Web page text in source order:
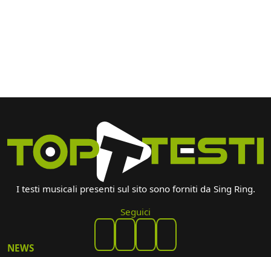
I testi musicali presenti sul sito sono forniti da Sing Ring.
Seguici
NEWS